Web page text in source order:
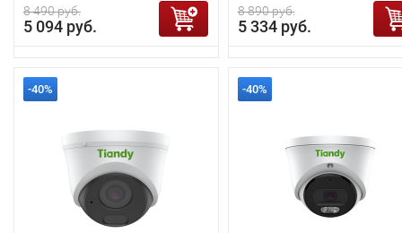
8 490 руб.
5 094 руб.
8 890 руб.
5 334 руб.
-40% -40%